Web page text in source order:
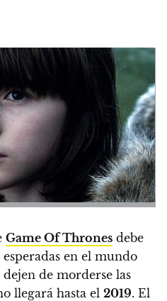
Game Of Thrones debe
esperadas en el mundo
de morderse las
llegará hasta el 2019. El